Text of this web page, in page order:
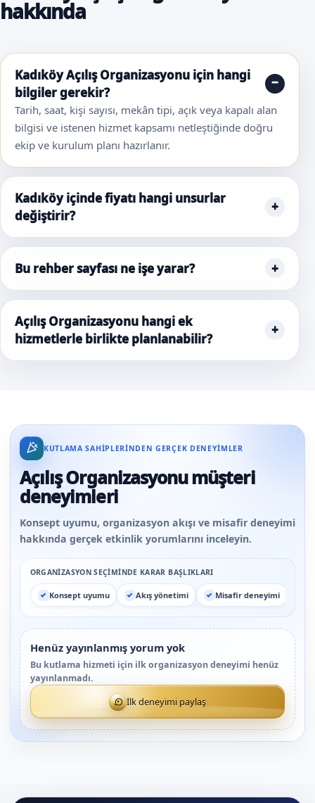
hakkında
Kadıköy Açılış Organizasyonu için hangi
bilgiler gerekir?
Tarih, saat, kişi sayısı, mekân tipi, açık veya kapalı alan
bilgisi ve istenen hizmet kapsamı netleştiğinde doğru
ekip ve kurulum planı hazırlanır.
Kadıköy içinde fiyatı hangi unsurlar
değiştirir?
Bu rehber sayfası ne işe yarar?
Açılış Organizasyonu hangi ek
hizmetlerle birlikte planlanabilir?
KUTLAMA SAHIPLERINDEN GERÇEK DENEYIMLER
Açılış Organizasyonu müşteri
deneyimleri
Konsept uyumu, organizasyon akışı ve misafir deneyimi
hakkında gerçek etkinlik yorumlarını inceleyin.
ORGANIZASYON SEÇIMINDE KARAR BAŞLIKLARI
Konsept uyumu Akış yönetimi Misafir deneyimi
Henüz yayınlanmış yorum yok
Bu kutlama hizmeti için ilk organizasyon deneyimi henüz
yayınlanmadı.
İlk deneyimi paylaş